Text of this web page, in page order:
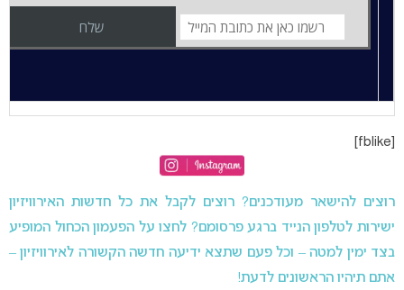
רוצים להישאר מעודכנים? רוצים לקבל את כל חדשות האירוויזיון
ישירות לטלפון הנייד ברגע פרסומם? לחצו על הפעמון הכחול המופיע
בצד ימין למטה – וכל פעם שתצא ידיעה חדשה הקשורה לאירוויזיון –
אתם תיהיו הראשונים לדעת!